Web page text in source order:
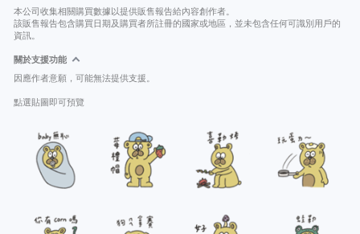
本公司收集相關購買數據以提供販售報告給內容創作者。
該販售報告包含購買日期及購買者所註冊的國家或地區，並未包含任何可識別用戶的
資訊。
關於支援功能
因應作者意願，可能無法提供支援。
點選貼圖即可預覽